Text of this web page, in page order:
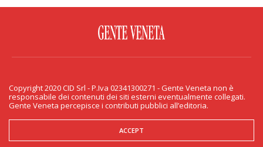
PRIVACY & COOKIE
Copyright 2020 CID Srl - P.Iva 02341300271 - Gente Veneta non è responsabile
dei contenuti dei siti esterni eventualmente collegati. Gente Veneta percepisce
i contributi pubblici all’editoria.
Copyright 2020 CID Srl - P.Iva 02341300271 - Gente Veneta non è
responsabile dei contenuti dei siti esterni eventualmente collegati.
Gente Veneta percepisce i contributi pubblici all’editoria.
ACCEPT